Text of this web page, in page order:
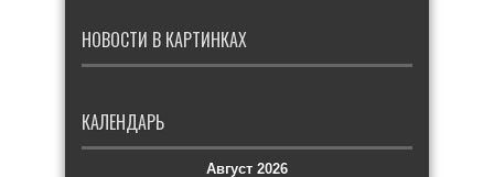
НОВОСТИ В КАРТИНКАХ
КАЛЕНДАРЬ
Август 2026